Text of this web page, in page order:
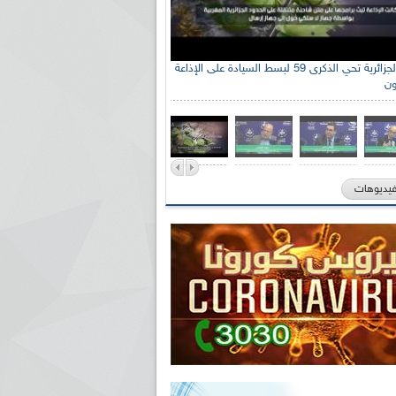
الإذاعة الجزائرية تحي الذكرى 59 لبسط السيادة على الإذاعة